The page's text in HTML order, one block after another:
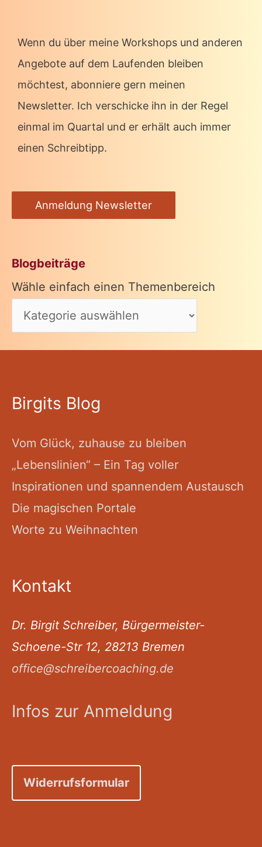
Wenn du über meine Workshops und anderen
Angebote auf dem Laufenden bleiben
möchtest, abonniere gern meinen
Newsletter. Ich verschicke ihn in der Regel
einmal im Quartal und er erhält auch immer
einen Schreibtipp.
Anmeldung Newsletter
Blogbeiträge
Wähle einfach einen Themenbereich
Birgits Blog
Vom Glück, zuhause zu bleiben
„Lebenslinien“ – Ein Tag voller
Inspirationen und spannendem Austausch
Die magischen Portale
Worte zu Weihnachten
Kontakt
Dr. Birgit Schreiber, Bürgermeister-
Schoene-Str 12, 28213 Bremen
office@schreibercoaching.de
Infos zur Anmeldung
Widerrufsformular